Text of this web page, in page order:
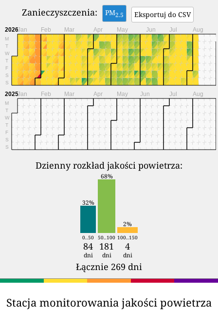
Zanieczyszczenia:
PM2.5 Eksportuj do CSV
2026
M
T
W
T
F
S
S
Jan Feb Mar Apr May Jun Jul Aug
2025
M
T
W
T
F
S
S
Jan Feb Mar Apr May Jun Jul Aug
Dzienny rozkład jakości powietrza:
32%
68%
2%
0..50 50..100 100..150
84 181 4
dni dni dni
Łącznie 269 dni
Stacja monitorowania jakości powietrza